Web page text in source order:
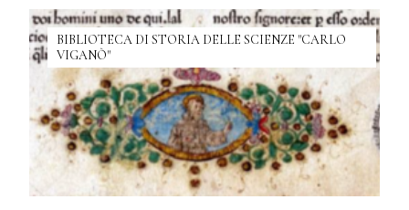
BIBLIOTECA DI STORIA DELLE SCIENZE "CARLO
VIGANÒ"